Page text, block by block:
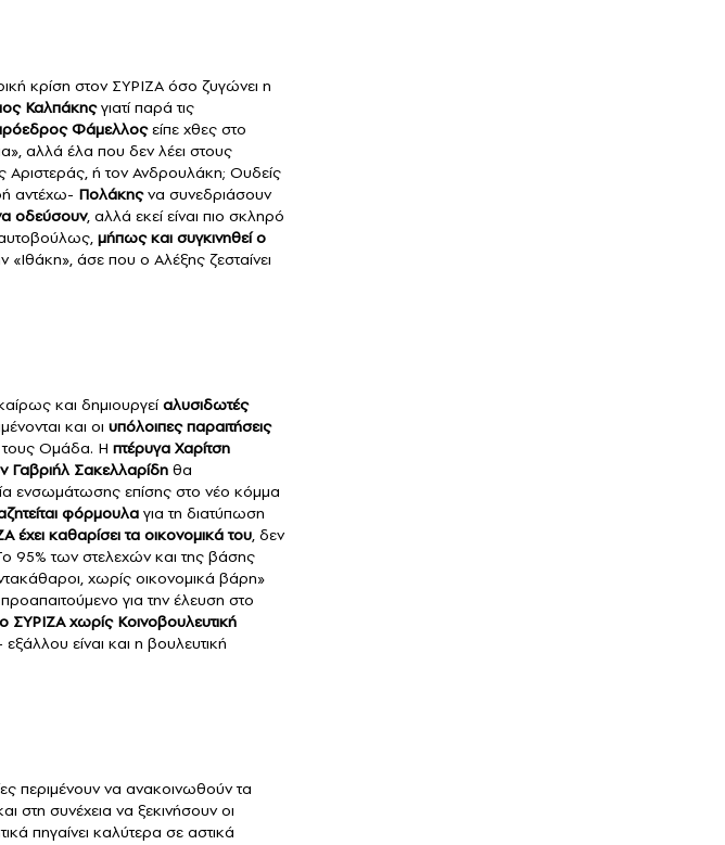
κρίση στον ΣΥΡΙΖΑ όσο ζυγώνει η
Καλπάκηςγιατί παρά τις
Φάμελλοςείπε χθες στο
αλλά έλα που δεν λέει στους
Αριστεράς, ή τον Ανδρουλάκη; Ουδείς
αντέχω- Πολάκηςνα συνεδριάσουν
οδεύσουν, αλλά εκεί είναι πιο σκληρό
μήπως και συγκινηθεί ο
άσε που ο Αλέξης ζεσταίνει
και δημιουργείαλυσιδωτές
και οι υπόλοιπες παραιτήσεις
τους Ομάδα. Η πτέρυγα Χαρίτση
Γαβριήλ Σακελλαρίδηθα
ενσωμάτωσης επίσης στο νέο κόμμα
φόρμουλα για τη διατύπωση
έχει καθαρίσει τα οικονομικά του, δεν
95% των στελεχών και της βάσης
χωρίς οικονομικά βάρη»
για την έλευση στο
ΣΥΡΙΖΑ χωρίς Κοινοβουλευτική
είναι και η βουλευτική
περιμένουν να ανακοινωθούν τα
στη συνέχεια να ξεκινήσουν οι
πηγαίνει καλύτερα σε αστικά